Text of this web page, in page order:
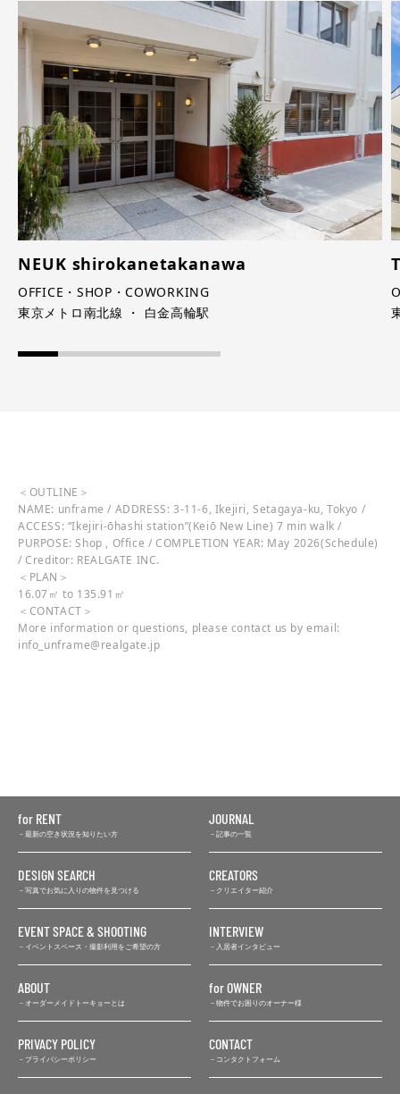
NEUK shirokanetakanawa
OFFICE・SHOP・COWORKING
東京メトロ南北線 ・ 白金高輪駅
＜OUTLINE＞
NAME: unframe / ADDRESS: 3-11-6, Ikejiri, Setagaya-ku, Tokyo /
ACCESS: “Ikejiri-ōhashi station”(Keiō New Line) 7 min walk /
PURPOSE: Shop , Office / COMPLETION YEAR: May 2026(Schedule)
/ Creditor: REALGATE INC.
＜PLAN＞
16.07㎡ to 135.91㎡
＜CONTACT＞
More information or questions, please contact us by email:
info_unframe@realgate.jp
for RENT
最新の空き状況を知りたい方
JOURNAL
記事の一覧
DESIGN SEARCH
写真でお気に入りの物件を見つける
CREATORS
クリエイター紹介
EVENT SPACE & SHOOTING
イベントスペース・撮影利用をご希望の方
INTERVIEW
入居者インタビュー
ABOUT
オーダーメイドトーキョーとは
for OWNER
物件でお困りのオーナー様
PRIVACY POLICY
プライバシーポリシー
CONTACT
コンタクトフォーム